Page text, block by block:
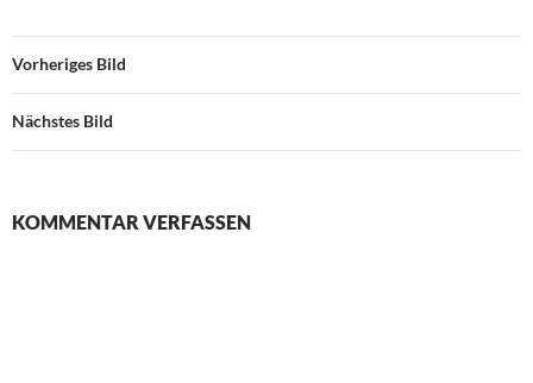
Vorheriges Bild
Nächstes Bild
KOMMENTAR VERFASSEN